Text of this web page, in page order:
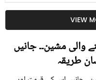
کھانا چاہیے؟
VIEW
والی مشین۔۔ جانیں
طریقہ